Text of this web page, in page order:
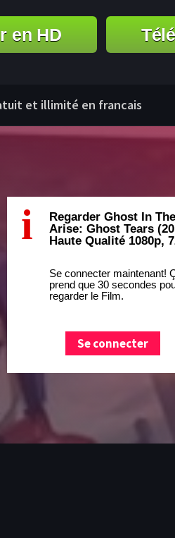
en HD
et illimité en francais
i
Regarder Ghost In
Arise: Ghost Tears
Haute Qualité 1080p,
Se connecter maintenant!
prend que 30 secondes
regarder le Film.
Se connecter